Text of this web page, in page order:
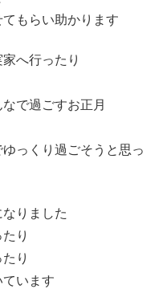
もらい助かります
へ行ったり
で過ごすお正月
っくり過ごそうと思っ
りました
り
り
ています